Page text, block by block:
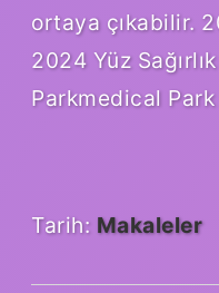
ortaya çıkabilir.
2024 Yüz
Parkmedical Park
Tarih: Makaleler